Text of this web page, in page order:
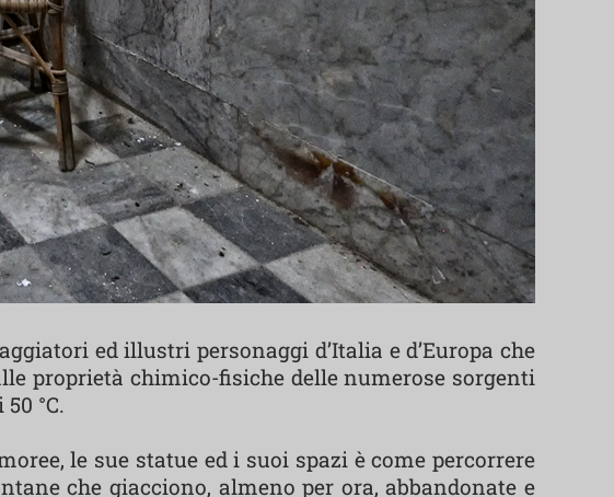
ed illustri personaggi d’Italia e d’Europa che
proprietà chimico-fisiche delle numerose sorgenti
°C.
le sue statue ed i suoi spazi è come percorrere
che giacciono, almeno per ora, abbandonate e